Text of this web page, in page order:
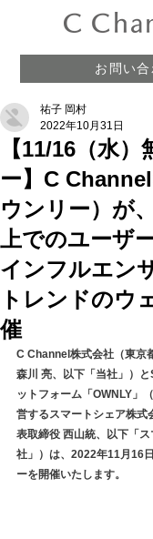
お問い合
【11/16（水
ー】C
ウンリー）が
上でのユーザ
インフルエン
トレンドのウ
催
祐子 岡村
2022年10月31日
C Channel株式会社（東京
森川 亮、以下「当社」）
ットフォーム「OWNLY」
営するスマートシェア株式
表取締役 西山統、以下「
社」）は、2022年11月16
ーを開催いたします。